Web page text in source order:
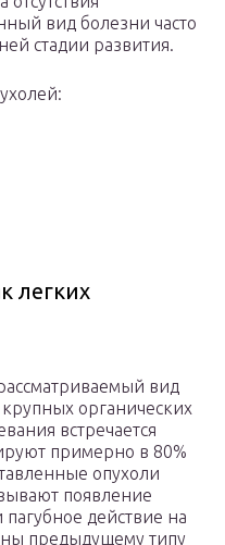
вид болезни часто
стадии развития.
легких
вид
органических
встречается
примерно в 80%
опухоли
появление
пагубное действие на
предыдущему типу